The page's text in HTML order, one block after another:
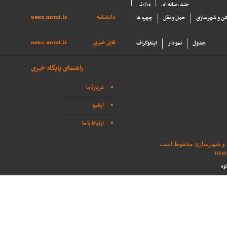
وزارتی
چند رسانه ای
دانشنامه
news.mrud.ir چهره ها حمل و نقل و شهرسازی
فایل خبری news.mrud.ir اینفوگراف نمودار جدول
راهنمای پایگاه خبری
دربارهٔ ما
آرشیو
ارتباط با ما
و شهرسازی محفوظ است